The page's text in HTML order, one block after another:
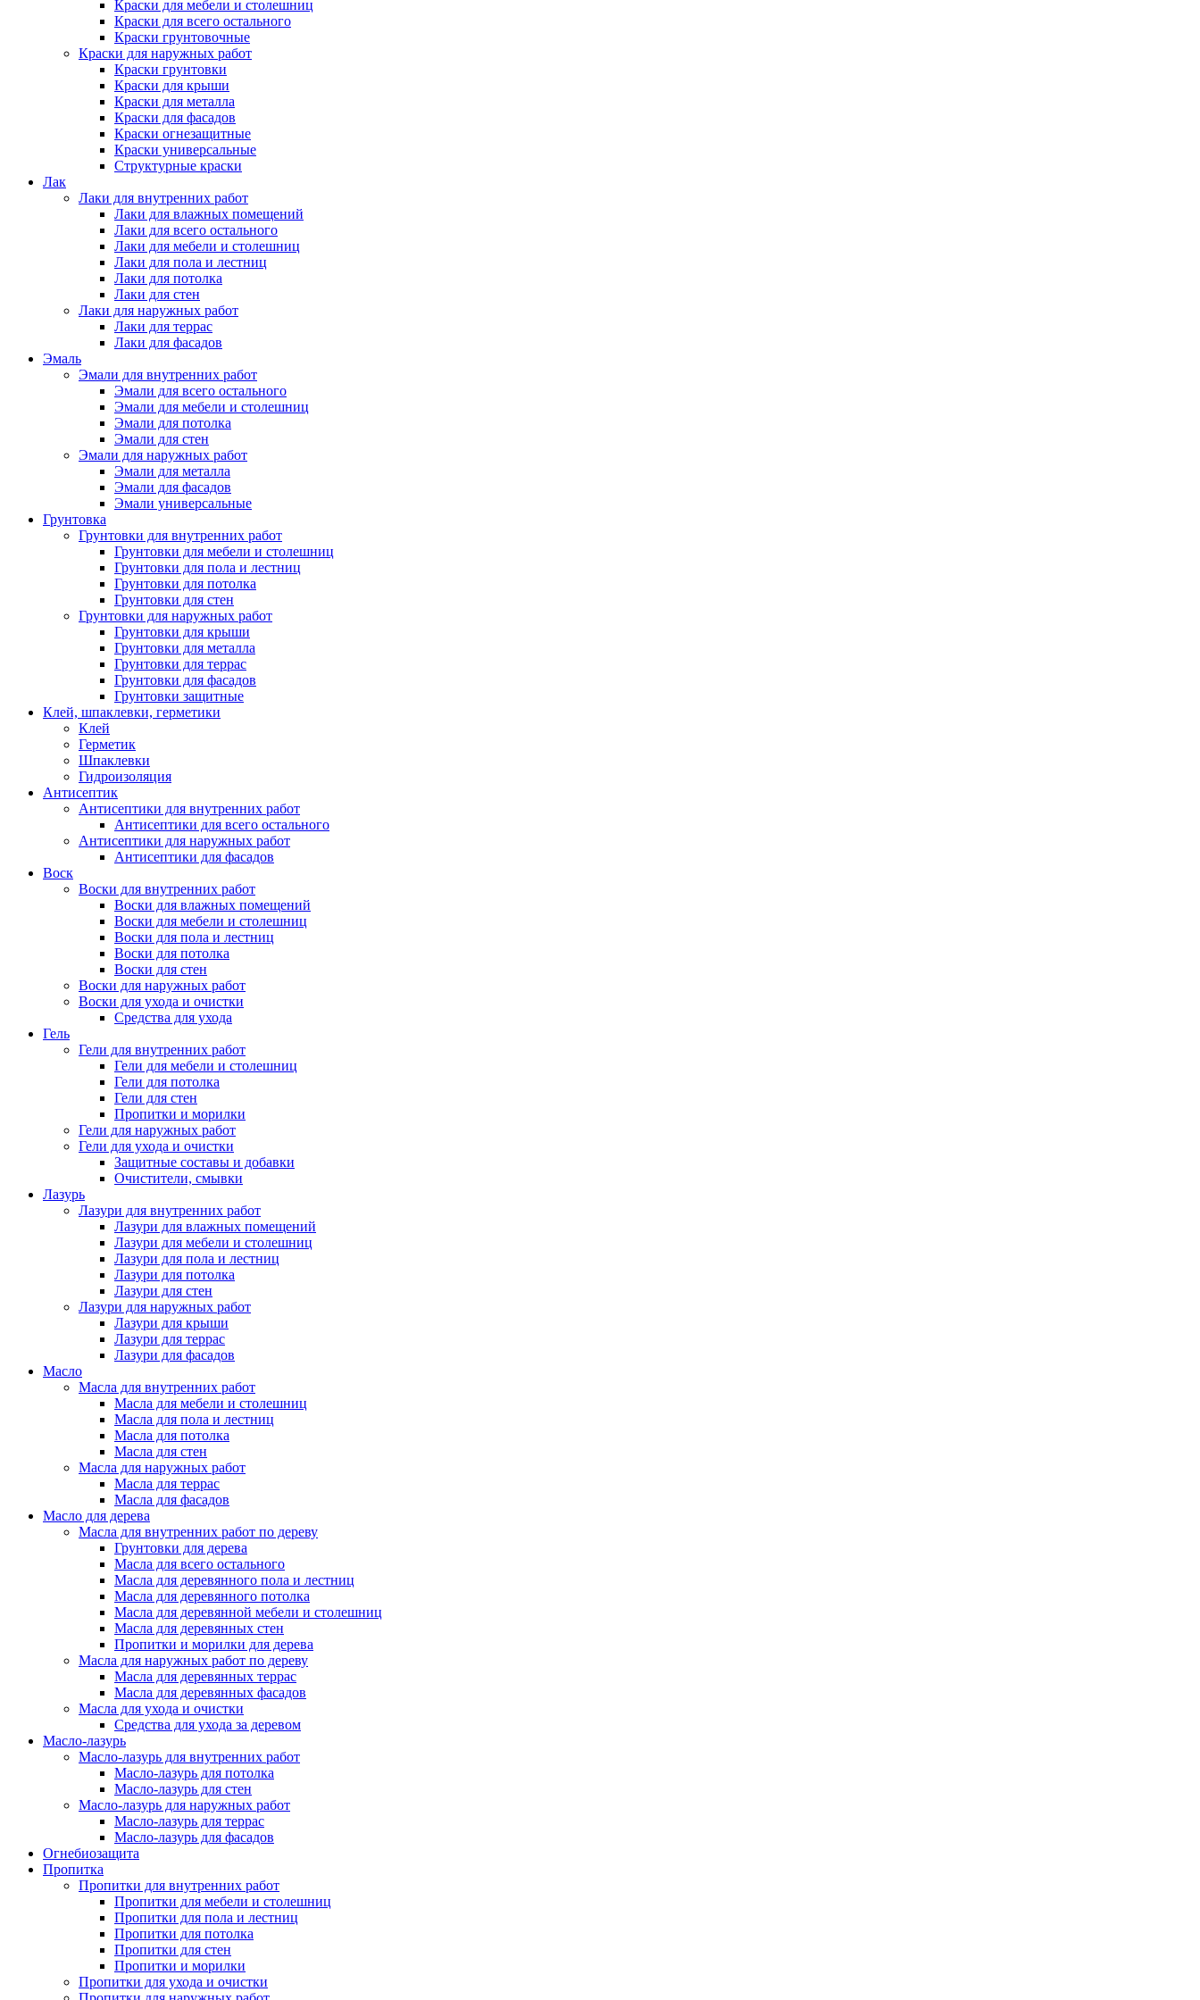
Краски для мебели и столешниц
Краски для всего остального
Краски грунтовочные
Краски для наружных работ
Краски грунтовки
Краски для крыши
Краски для металла
Краски для фасадов
Краски огнезащитные
Краски универсальные
Структурные краски
Лак
Лаки для внутренних работ
Лаки для влажных помещений
Лаки для всего остального
Лаки для мебели и столешниц
Лаки для пола и лестниц
Лаки для потолка
Лаки для стен
Лаки для наружных работ
Лаки для террас
Лаки для фасадов
Эмаль
Эмали для внутренних работ
Эмали для всего остального
Эмали для мебели и столешниц
Эмали для потолка
Эмали для стен
Эмали для наружных работ
Эмали для металла
Эмали для фасадов
Эмали универсальные
Грунтовка
Грунтовки для внутренних работ
Грунтовки для мебели и столешниц
Грунтовки для пола и лестниц
Грунтовки для потолка
Грунтовки для стен
Грунтовки для наружных работ
Грунтовки для крыши
Грунтовки для металла
Грунтовки для террас
Грунтовки для фасадов
Грунтовки защитные
Клей, шпаклевки, герметики
Клей
Герметик
Шпаклевки
Гидроизоляция
Антисептик
Антисептики для внутренних работ
Антисептики для всего остального
Антисептики для наружных работ
Антисептики для фасадов
Воск
Воски для внутренних работ
Воски для влажных помещений
Воски для мебели и столешниц
Воски для пола и лестниц
Воски для потолка
Воски для стен
Воски для наружных работ
Воски для ухода и очистки
Средства для ухода
Гель
Гели для внутренних работ
Гели для мебели и столешниц
Гели для потолка
Гели для стен
Пропитки и морилки
Гели для наружных работ
Гели для ухода и очистки
Защитные составы и добавки
Очистители, смывки
Лазурь
Лазури для внутренних работ
Лазури для влажных помещений
Лазури для мебели и столешниц
Лазури для пола и лестниц
Лазури для потолка
Лазури для стен
Лазури для наружных работ
Лазури для крыши
Лазури для террас
Лазури для фасадов
Масло
Масла для внутренних работ
Масла для мебели и столешниц
Масла для пола и лестниц
Масла для потолка
Масла для стен
Масла для наружных работ
Масла для террас
Масла для фасадов
Масло для дерева
Масла для внутренних работ по дереву
Грунтовки для дерева
Масла для всего остального
Масла для деревянного пола и лестниц
Масла для деревянного потолка
Масла для деревянной мебели и столешниц
Масла для деревянных стен
Пропитки и морилки для дерева
Масла для наружных работ по дереву
Масла для деревянных террас
Масла для деревянных фасадов
Масла для ухода и очистки
Средства для ухода за деревом
Масло-лазурь
Масло-лазурь для внутренних работ
Масло-лазурь для потолка
Масло-лазурь для стен
Масло-лазурь для наружных работ
Масло-лазурь для террас
Масло-лазурь для фасадов
Огнебиозащита
Пропитка
Пропитки для внутренних работ
Пропитки для мебели и столешниц
Пропитки для пола и лестниц
Пропитки для потолка
Пропитки для стен
Пропитки и морилки
Пропитки для ухода и очистки